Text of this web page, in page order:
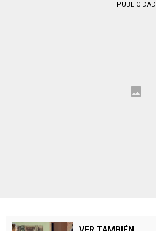
PUBLICIDAD